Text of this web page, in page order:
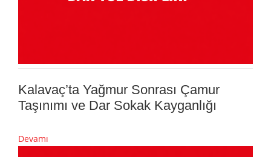
Kalavaç’ta Yağmur Sonrası Çamur
Taşınımı ve Dar Sokak Kayganlığı
Devamı